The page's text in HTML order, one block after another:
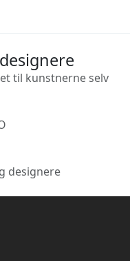
til kunstnerne selv
designere